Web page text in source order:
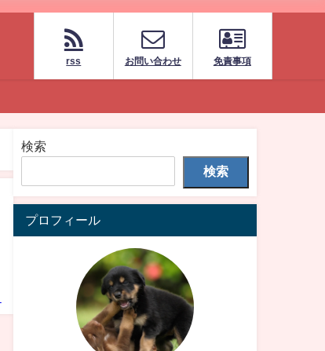
rss お問い合わせ 免責事項
検索
検索
プロフィール